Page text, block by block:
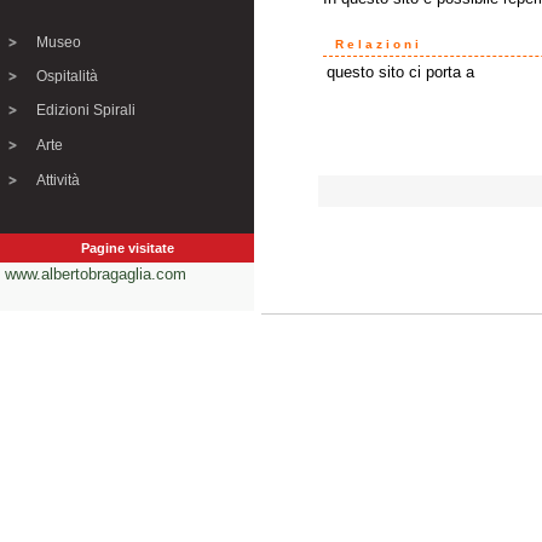
Museo
Ospitalità
Edizioni Spirali
Arte
Attività
Pagine visitate
www.albertobragaglia.com
Relazioni
questo sito ci porta a